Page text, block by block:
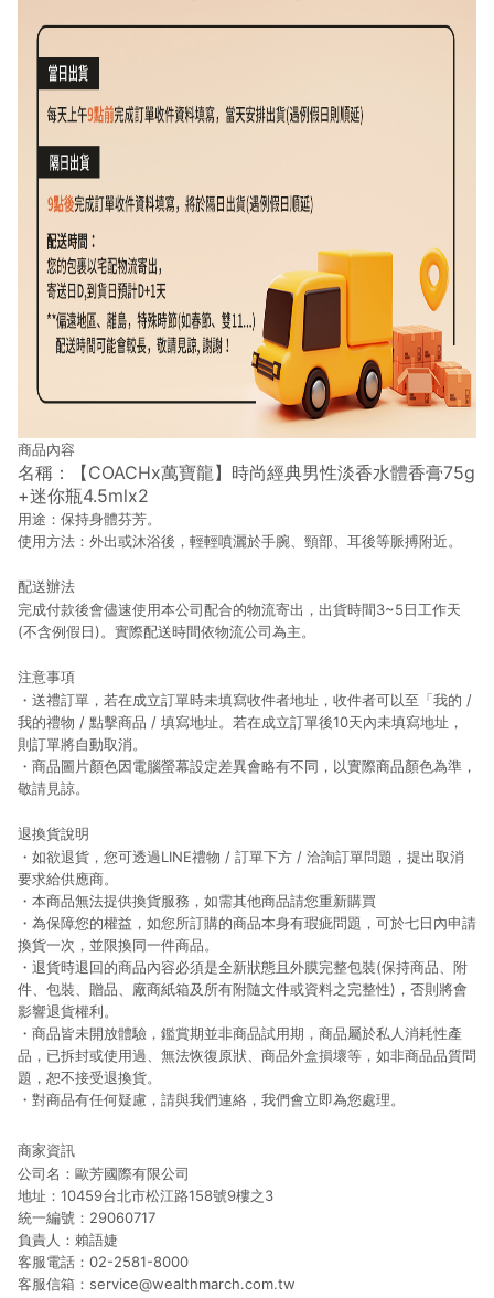
商品內容
名稱：【COACHx萬寶龍】時尚經典男性淡香水體香膏75g
+迷你瓶4.5mlx2
用途：保持身體芬芳。
使用方法：外出或沐浴後，輕輕噴灑於手腕、頸部、耳後等脈搏附近。
配送辦法
完成付款後會儘速使用本公司配合的物流寄出，出貨時間3~5日工作天
(不含例假日)。實際配送時間依物流公司為主。
注意事項
・送禮訂單，若在成立訂單時未填寫收件者地址，收件者可以至「我的 /
我的禮物 / 點擊商品 / 填寫地址。若在成立訂單後10天內未填寫地址，
則訂單將自動取消。
・商品圖片顏色因電腦螢幕設定差異會略有不同，以實際商品顏色為準，
敬請見諒。
退換貨說明
・如欲退貨，您可透過LINE禮物 / 訂單下方 / 洽詢訂單問題，提出取消
要求給供應商。
・本商品無法提供換貨服務，如需其他商品請您重新購買
・為保障您的權益，如您所訂購的商品本身有瑕疵問題，可於七日內申請
換貨一次，並限換同一件商品。
・退貨時退回的商品內容必須是全新狀態且外膜完整包裝(保持商品、附
件、包裝、贈品、廠商紙箱及所有附隨文件或資料之完整性)，否則將會
影響退貨權利。
・商品皆未開放體驗，鑑賞期並非商品試用期，商品屬於私人消耗性產
品，已拆封或使用過、無法恢復原狀、商品外盒損壞等，如非商品品質問
題，恕不接受退換貨。
・對商品有任何疑慮，請與我們連絡，我們會立即為您處理。
商家資訊
公司名：歐芳國際有限公司
地址：10459台北市松江路158號9樓之3
統一編號：29060717
負責人：賴語婕
客服電話：02-2581-8000
客服信箱：service@wealthmarch.com.tw